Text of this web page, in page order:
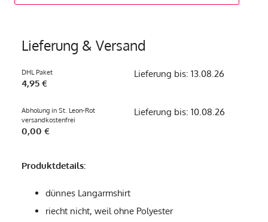
Lieferung & Versand
DHL Paket
4,95 €
Lieferung bis: 13.08.26
Abholung in St. Leon-Rot
versandkostenfrei
0,00 €
Lieferung bis: 10.08.26
Produktdetails:
dünnes Langarmshirt
riecht nicht, weil ohne Polyester